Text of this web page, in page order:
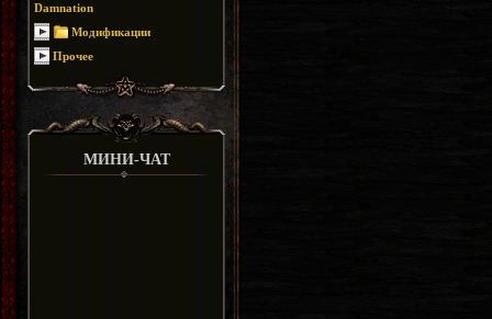
Damnation
Модификации
Прочее
МИНИ-ЧАТ